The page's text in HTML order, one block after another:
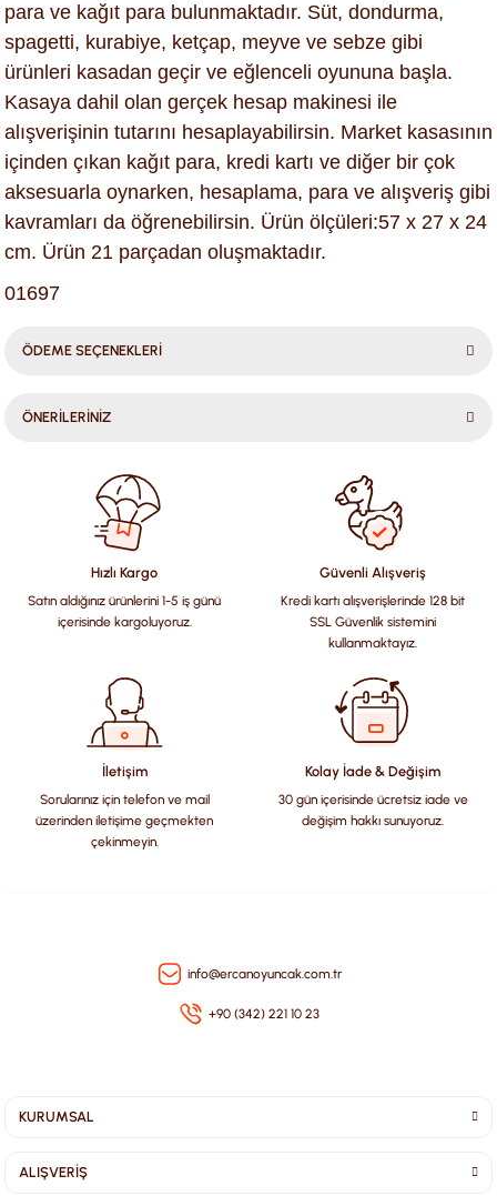
para ve kağıt para bulunmaktadır. Süt, dondurma,
spagetti, kurabiye, ketçap, meyve ve sebze gibi
ürünleri kasadan geçir ve eğlenceli oyununa başla.
Kasaya dahil olan gerçek hesap makinesi ile
alışverişinin tutarını hesaplayabilirsin. Market kasasının
içinden çıkan kağıt para, kredi kartı ve diğer bir çok
aksesuarla oynarken, hesaplama, para ve alışveriş gibi
kavramları da öğrenebilirsin. Ürün ölçüleri:57 x 27 x 24
cm. Ürün 21 parçadan oluşmaktadır.
01697
ÖDEME SEÇENEKLERİ
ÖNERİLERİNİZ
konularda yetersiz gördüğünüz noktaları öneri formunu
kullanarak tarafımıza iletebilirsiniz.
Görüş ve önerileriniz için teşekkür ederiz.
Ürün resmi kalitesiz, bozuk veya görüntülenemiyor.
Ürün açıklamasında eksik bilgiler bulunuyor.
Ürün bilgilerinde hatalar bulunuyor.
Ürün fiyatı diğer sitelerden daha pahalı.
Bu ürüne benzer farklı alternatifler olmalı.
Hızlı Kargo
Satın aldığınız ürünlerini 1-5 iş günü
içerisinde kargoluyoruz.
Güvenli Alışveriş
Kredi kartı alışverişlerinde 128 bit
SSL Güvenlik sistemini
kullanmaktayız.
İletişim
Sorularınız için telefon ve mail
üzerinden iletişime geçmekten
çekinmeyin.
Kolay İade & Değişim
30 gün içerisinde ücretsiz iade ve
değişim hakkı sunuyoruz.
info@ercanoyuncak.com.tr
+90 (342) 221 10 23
KURUMSAL
ALIŞVERİŞ